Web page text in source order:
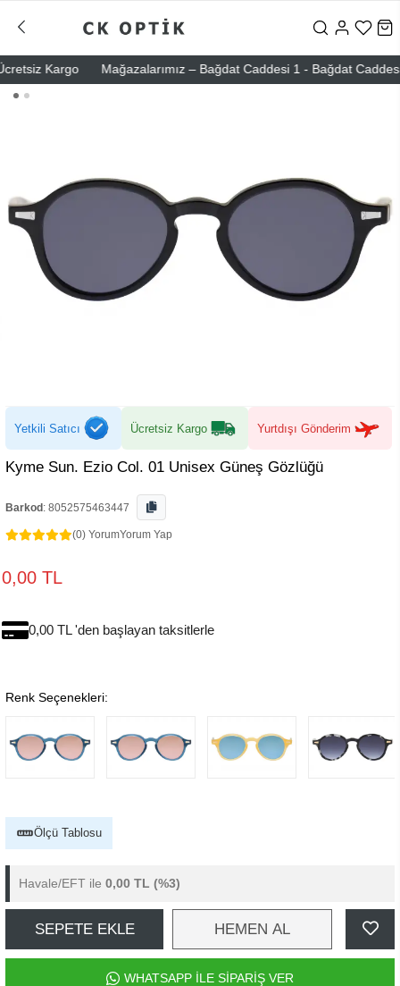
Kargo Mağazalarımız – Bağdat Caddesi 1 - Bağdat Caddesi
Yetkili Satıcı Ücretsiz Kargo Yurtdışı Gönderim
Kyme Sun. Ezio Col. 01 Unisex Güneş Gözlüğü
Barkod : 8052575463447
(0) YorumYorum Yap
0,00 TL
0,00 TL 'den başlayan taksitlerle
Renk Seçenekleri:
Ölçü Tablosu
Havale/EFT ile 0,00 TL (%3)
SEPETE EKLE HEMEN AL
WHATSAPP İLE SİPARİŞ VER